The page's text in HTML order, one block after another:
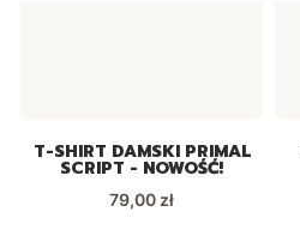
T-SHIRT DAMSKI PRIMAL
SCRIPT - NOWOŚĆ!
Cena
79,00 zł